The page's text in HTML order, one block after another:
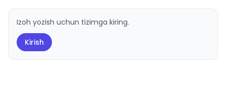
Izoh yozish uchun tizimga kiring.
Kirish